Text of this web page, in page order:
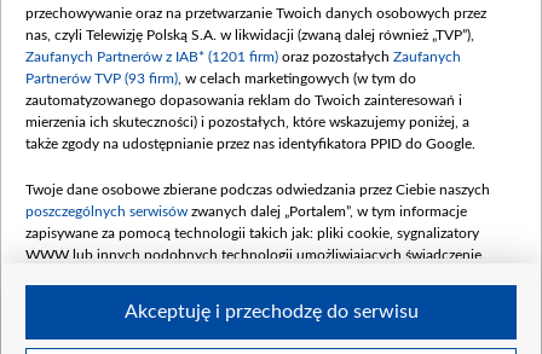
przechowywanie oraz na przetwarzanie Twoich danych osobowych przez
nas, czyli Telewizję Polską S.A. w likwidacji (zwaną dalej również „TVP”),
Zaufanych Partnerów z IAB* (1201 firm) oraz pozostałych Zaufanych
Partnerów TVP (93 firm) , w celach marketingowych (w tym do
zautomatyzowanego dopasowania reklam do Twoich zainteresowań i
mierzenia ich skuteczności) i pozostałych, które wskazujemy poniżej, a
także zgody na udostępnianie przez nas identyfikatora PPID do Google.
Twoje dane osobowe zbierane podczas odwiedzania przez Ciebie naszych
poszczególnych serwisów zwanych dalej „Portalem”, w tym informacje
zapisywane za pomocą technologii takich jak: pliki cookie, sygnalizatory
WWW lub innych podobnych technologii umożliwiających świadczenie
Akceptuję i przechodzę do serwisu